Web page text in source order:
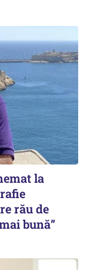
la
rău de
bună”